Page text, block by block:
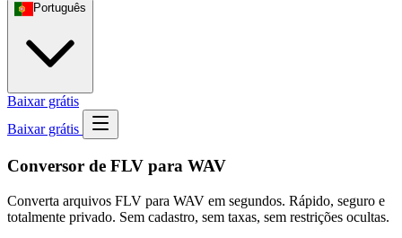
Português
Baixar grátis
Baixar grátis
Conversor de FLV para WAV
Converta arquivos FLV para WAV em segundos. Rápido, seguro e
totalmente privado. Sem cadastro, sem taxas, sem restrições ocultas.